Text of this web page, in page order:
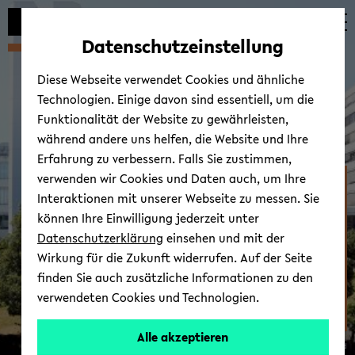
Automatische
vermeiden
zum
wechseln
zum
wechseln
zum
wechseln
Zen­trum für Kindheits-​
und Ju­gend­for­schung
© Uni­ver­si­tät Bie­le­feld
Datenschutzeinstellung
Diese Webseite verwendet Cookies und ähnliche
Technologien. Einige davon sind essentiell, um die
Funktionalität der Website zu gewährleisten,
während andere uns helfen, die Website und Ihre
Erfahrung zu verbessern. Falls Sie zustimmen,
verwenden wir Cookies und Daten auch, um Ihre
Interaktionen mit unserer Webseite zu messen. Sie
können Ihre Einwilligung jederzeit unter
Datenschutzerklärung einsehen und mit der
Wirkung für die Zukunft widerrufen. Auf der Seite
finden Sie auch zusätzliche Informationen zu den
verwendeten Cookies und Technologien.
Alle akzeptieren